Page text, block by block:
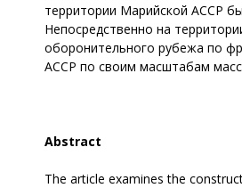
территории Марийской АССР
Непосредственно на
оборонительного рубежа по
АССР по своим масштабам
Abstract
The article examines the